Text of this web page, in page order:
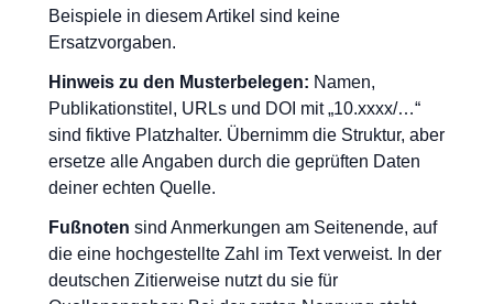
Beispiele in diesem Artikel sind keine
Ersatzvorgaben.
Hinweis zu den Musterbelegen: Namen,
Publikationstitel, URLs und DOI mit „10.xxxx/…“
sind fiktive Platzhalter. Übernimm die Struktur, aber
ersetze alle Angaben durch die geprüften Daten
deiner echten Quelle.
Fußnoten sind Anmerkungen am Seitenende, auf
die eine hochgestellte Zahl im Text verweist. In der
deutschen Zitierweise nutzt du sie für